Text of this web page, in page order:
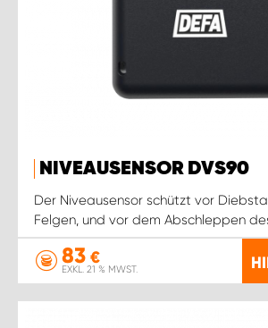
NIVEAUSENSOR DVS90
Der Niveausensor schützt vor
Felgen, und vor dem Abschleppen
83 €
EXKL. 21 % MWST.